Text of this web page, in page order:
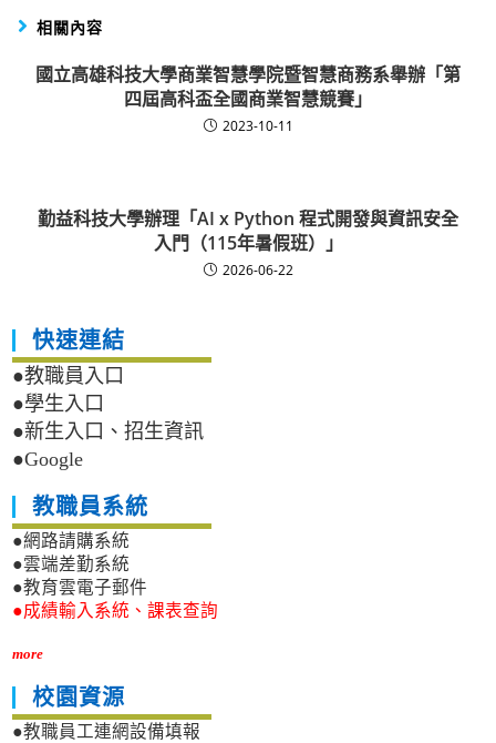
相關內容
國立高雄科技大學商業智慧學院暨智慧商務系舉辦「第
四屆高科盃全國商業智慧競賽」
2023-10-11
勤益科技大學辦理「AI x Python 程式開發與資訊安全
入門（115年暑假班）」
2026-06-22
快速連結
●教職員入口
●學生入口
●新生入口、招生資訊
●Google
教職員系統
●網路請購系統
●雲端差勤系統
●教育雲電子郵件
●成績輸入系統、課表查詢
more
校園資源
●教職員工連網設備填報